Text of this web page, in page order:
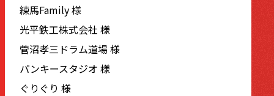
練馬Family 様
光平鉄工株式会社 様
菅沼孝三ドラム道場 様
パンキースタジオ 様
ぐりぐり 様